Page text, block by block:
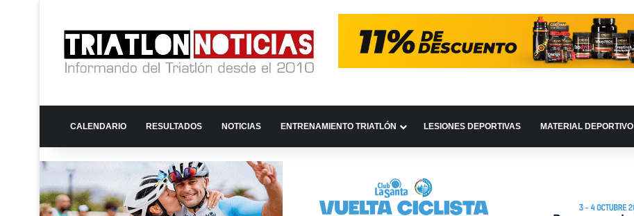
CALENDARIO RESULTADOS NOTICIAS ENTRENAMIENTO TRIATLÓN LESIONES DEPORTIVAS MATERIAL DEPORTIVO